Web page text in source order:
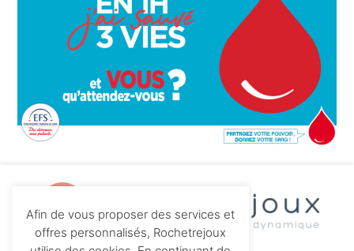
Afin de vous proposer des services et
offres personnalisés, Rochetrejoux